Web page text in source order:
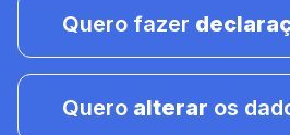
Quero fazer
Quero alterar os